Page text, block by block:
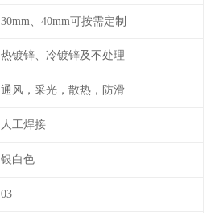
30mm、40mm可按需定制
热镀锌、冷镀锌及不处理
通风，采光，散热，防滑
人工焊接
银白色
03